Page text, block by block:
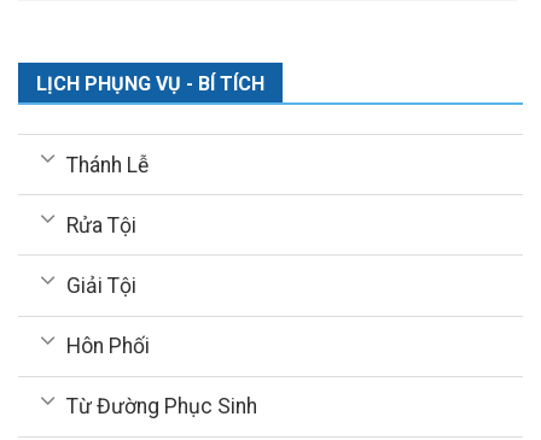
LỊCH PHỤNG VỤ - BÍ TÍCH
Thánh Lễ
Rửa Tội
Giải Tội
Hôn Phối
Từ Đường Phục Sinh